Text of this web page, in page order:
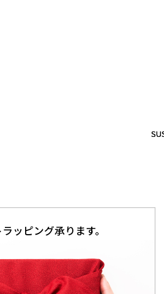
ッピング承ります。